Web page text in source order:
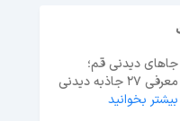
جاهای دیدنی قم؛
معرفی 27 جاذبه دیدنی
+ عکس و آدرس
بیشتر بخوانید